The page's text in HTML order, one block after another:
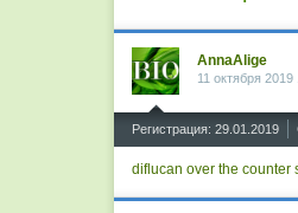
AnnaAlige
11 октября 2019
Регистрация: 29.01.2019
diflucan over the counter